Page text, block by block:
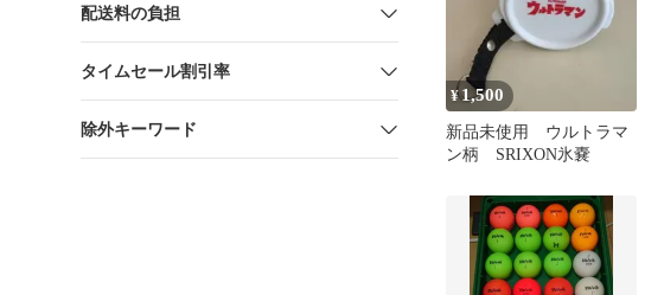
配送料の負担
タイムセール割引率
除外キーワード
¥1,500
新品未使用 ウルトラマ
ン柄 SRIXON氷嚢